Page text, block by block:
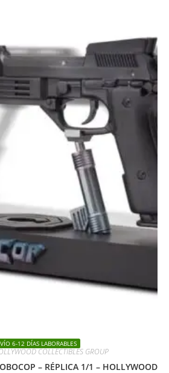
6-12 DÍAS LABORABLES
COLLECTIBLES GROUP
– RÉPLICA 1/1 – HOLLYWOOD